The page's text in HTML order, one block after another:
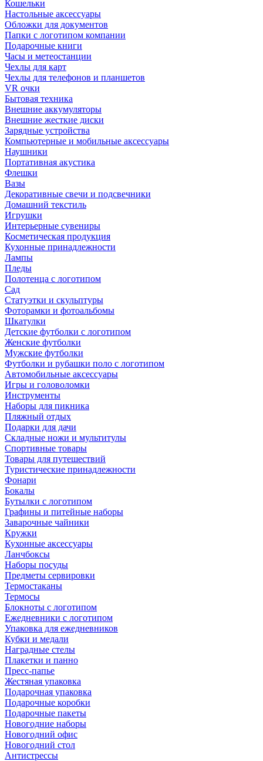
Кошельки
Настольные аксессуары
Обложки для документов
Папки с логотипом компании
Подарочные книги
Часы и метеостанции
Чехлы для карт
Чехлы для телефонов и планшетов
VR очки
Бытовая техника
Внешние аккумуляторы
Внешние жесткие диски
Зарядные устройства
Компьютерные и мобильные аксессуары
Наушники
Портативная акустика
Флешки
Вазы
Декоративные свечи и подсвечники
Домашний текстиль
Игрушки
Интерьерные сувениры
Косметическая продукция
Кухонные принадлежности
Лампы
Пледы
Полотенца с логотипом
Сад
Статуэтки и скульптуры
Фоторамки и фотоальбомы
Шкатулки
Детские футболки с логотипом
Женские футболки
Мужские футболки
Футболки и рубашки поло с логотипом
Автомобильные аксессуары
Игры и головоломки
Инструменты
Наборы для пикника
Пляжный отдых
Подарки для дачи
Складные ножи и мультитулы
Спортивные товары
Товары для путешествий
Туристические принадлежности
Фонари
Бокалы
Бутылки с логотипом
Графины и питейные наборы
Заварочные чайники
Кружки
Кухонные аксессуары
Ланчбоксы
Наборы посуды
Предметы сервировки
Термостаканы
Термосы
Блокноты с логотипом
Ежедневники с логотипом
Упаковка для ежедневников
Кубки и медали
Наградные стелы
Плакетки и панно
Пресс-папье
Жестяная упаковка
Подарочная упаковка
Подарочные коробки
Подарочные пакеты
Новогодние наборы
Новогодний офис
Новогодний стол
Антистрессы